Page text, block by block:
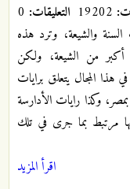
التعليقات:
والشيعة، وترد هذه
من الشيعة، ولكن
هذا المجال يتعلق برايات
وكذا رايات الأدارسة
مرتبط بما جرى في تلك
اقرأ المزيد